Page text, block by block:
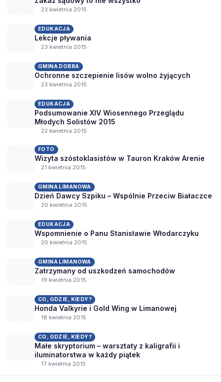
23 kwietnia 2015
EDUKACJA
Lekcje pływania
23 kwietnia 2015
GMINA DOBRA
Ochronne szczepienie lisów wolno żyjących
23 kwietnia 2015
EDUKACJA
Podsumowanie XIV Wiosennego Przeglądu
Młodych Solistów 2015
22 kwietnia 2015
FOTO
Wizyta szóstoklasistów w Tauron Kraków Arenie
21 kwietnia 2015
GMINA LIMANOWA
Dzień Dawcy Szpiku – Wspólnie Przeciw Białaczce
20 kwietnia 2015
EDUKACJA
Wspomnienie o Panu Stanisławie Włodarczyku
20 kwietnia 2015
GMINA LIMANOWA
Zatrzymany od uszkodzeń samochodów
19 kwietnia 2015
CO, GDZIE, KIEDY?
Honda Valkyrie i Gold Wing w Limanowej
18 kwietnia 2015
CO, GDZIE, KIEDY?
Małe skryptorium – warsztaty z kaligrafii i
iluminatorstwa w każdy piątek
17 kwietnia 2015